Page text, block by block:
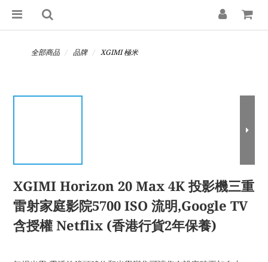
全部商品 品牌 XGIMI 極米
XGIMI Horizon 20 Max 4K 投影機三重
雷射家庭影院5700 ISO 流明,Google TV
含授權 Netflix (香港行貨2年保養)